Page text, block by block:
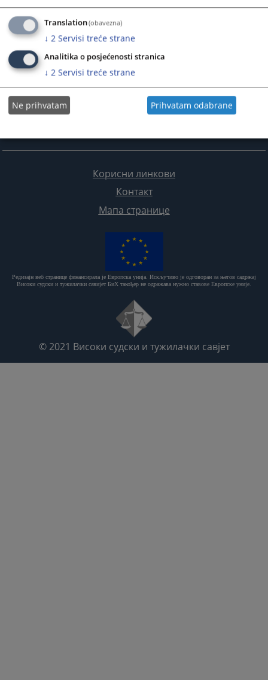
Корисни линкови
Контакт
Мапа странице
Редизајн веб странице финансирала је Европска унија. Искључиво је одговоран за његов садржај
Високи судски и тужилачки савијет БиХ такођер не одражава нужно ставове Европске уније.
© 2021 Високи судски и тужилачки савјет
Translation(obavezna)
↓ 2 Servisi treće strane
Analitika o posjećenosti stranica
↓ 2 Servisi treće strane
Ne prihvatam Prihvatam odabrane